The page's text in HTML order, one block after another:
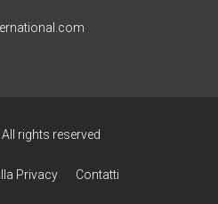
rights reserved
Privacy Contatti